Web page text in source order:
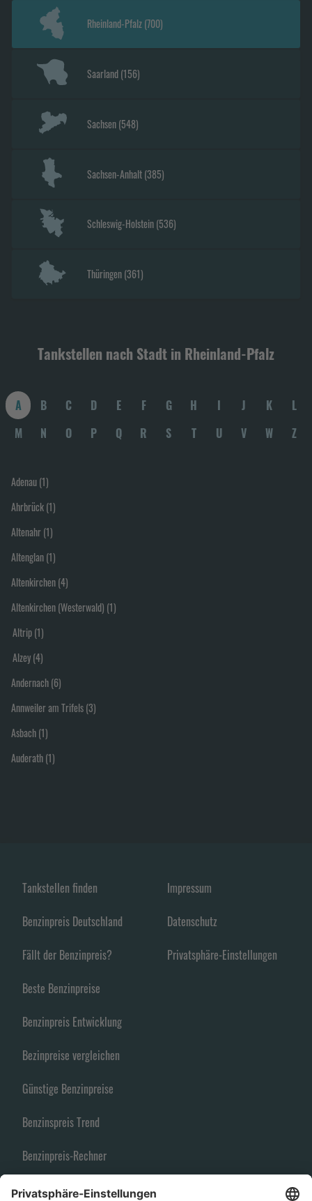
Rheinland-Pfalz(700)
Saarland(156)
Sachsen(548)
Sachsen-Anhalt(385)
Schleswig-Holstein(536)
Thüringen(361)
Tankstellen nach Stadt in Rheinland-Pfalz
A B C D E F G H I J K
L
M
N O P Q R S T U V W Z
Adenau(1)
Ahrbrück(1)
Altenahr(1)
Altenglan(1)
Altenkirchen(4)
Altenkirchen (Westerwald) (1)
Altrip(1)
Alzey(4)
Andernach(6)
Annweiler am Trifels(3)
Asbach(1)
Auderath(1)
Tankstellen finden
Benzinpreis Deutschland
Fällt der Benzinpreis?
Beste Benzinpreise
Benzinpreis Entwicklung
Bezinpreise vergleichen
Günstige Benzinpreise
Benzinspreis Trend
Benzinpreis-Rechner
Spritpreise
Impressum
Datenschutz
Privatsphäre-Einstellungen